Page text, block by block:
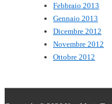
Febbraio 2013
Gennaio 2013
Dicembre 2012
Novembre 2012
Ottobre 2012